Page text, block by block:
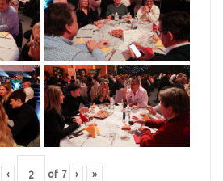
‹ of 7 › »